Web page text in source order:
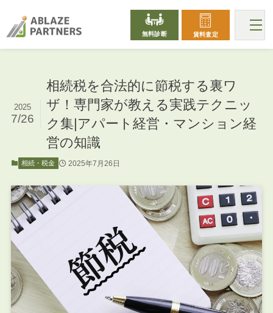
無料診断 賃料査定
相続税を合法的に節税する裏ワ
ザ！専門家が教える実践テクニッ
ク集|アパート経営・マンション経
営の知識
2025
7/26
相続・税金 2025年7月26日